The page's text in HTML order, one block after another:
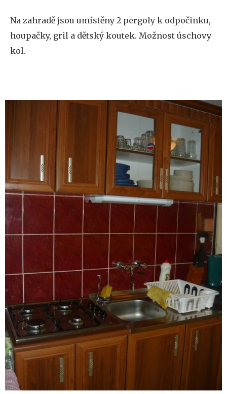
Na zahradě jsou umístěny 2 pergoly k odpočinku,
houpačky, gril a dětský koutek. Možnost úschovy
kol.